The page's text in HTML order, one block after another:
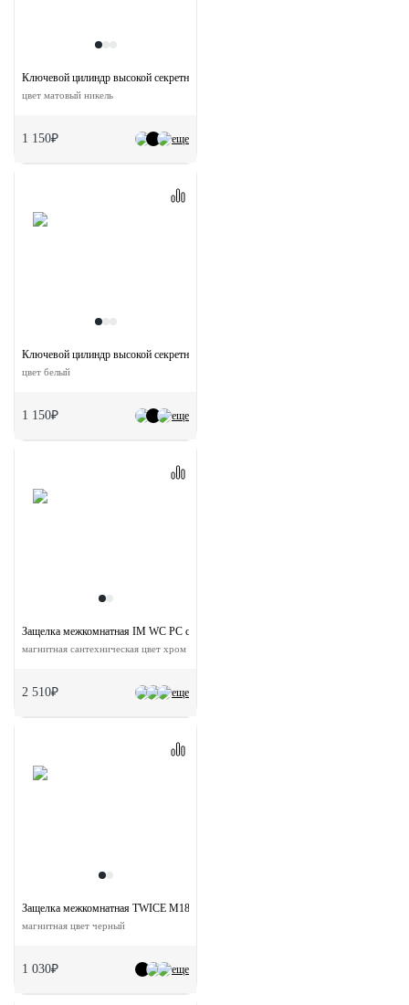
еще
Ключевой цилиндр высокой секретности HS 60CK SN с заверткой (60мм)
цвет матовый никель
1 150₽
еще
Ключевой цилиндр высокой секретности HS 60CK W с заверткой (60мм)
цвет белый
1 150₽
еще
Защелка межкомнатная IM WC PC с ответной планкой
магнитная сантехническая цвет хром
2 510₽
еще
Защелка межкомнатная TWICE M1885 BL с ответной планкой
магнитная цвет черный
1 030₽